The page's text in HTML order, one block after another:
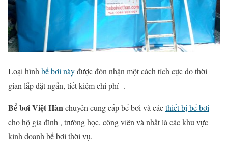
Loại hình bể bơi nàyđược đón nhận một cách tích cực do thời
gian lắp đặt ngắn, tiết kiệm chi phí .
Bể bơi Việt Hànchuyên cung cấp bể bơi và cácthiết bị bể bơi
cho hộ gia đình , trường học, công viên và nhất là các khu vực
kinh doanh bể bơi thời vụ.